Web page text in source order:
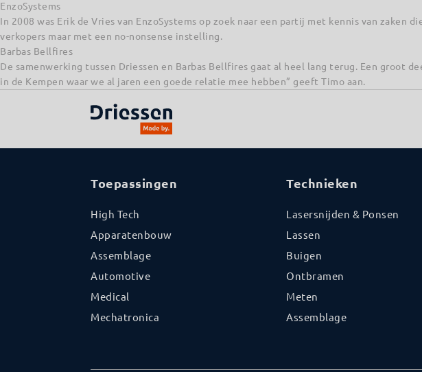
EnzoSystems
In 2008 was Erik de Vries van EnzoSystems op zoek naar een partij met kennis van
verkopers maar met een no-nonsense instelling.
Barbas Bellfires
De samenwerking tussen Driessen en Barbas Bellfires gaat al heel lang terug. Een groot
in de Kempen waar we al jaren een goede relatie mee hebben” geeft Timo aan.
Toepassingen
High Tech
Apparatenbouw
Assemblage
Automotive
Medical
Mechatronica
Technieken
Lasersnijden & Ponsen
Lassen
Buigen
Ontbramen
Meten
Assemblage